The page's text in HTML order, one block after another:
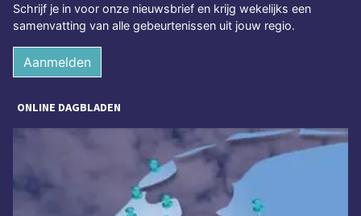
Schrijf je in voor onze nieuwsbrief en krijg wekelijks een
samenvatting van alle gebeurtenissen uit jouw regio.
Aanmelden
ONLINE DAGBLADEN